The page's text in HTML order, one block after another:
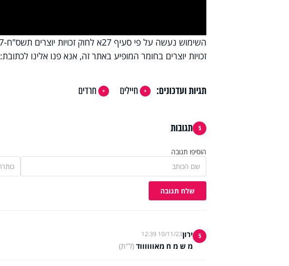
זכויות יוצרים בחומר המופיע באתר זה, אנא פנו אלינו לכתובת:
תגיות ועדכונים: חיילים חרדים
5 תגובות
הוסיפו תגובה
שלח תגובה
5 ירון10/11/23 12:39
מ ש מ ח מאווווווד (ל"ת)